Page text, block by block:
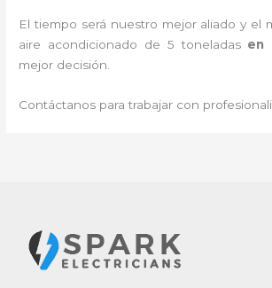
El tiempo será nuestro mejor aliado y el
aire acondicionado de 5 toneladasen
mejor decisión.
Contáctanos para trabajar con